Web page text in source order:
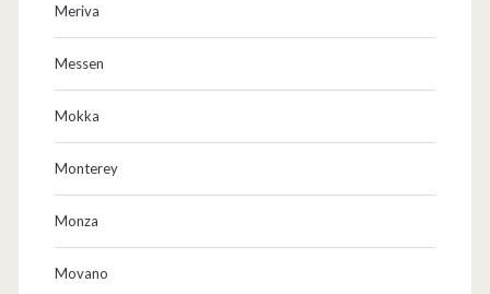
Meriva
Messen
Mokka
Monterey
Monza
Movano